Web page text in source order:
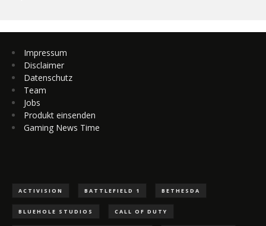
Impressum
Disclaimer
Datenschutz
Team
Jobs
Produkt einsenden
Gaming News Time
ACTIVISION BATTLEFIELD 1 BETHESDA
BLUEHOLE STUDIOS CALL OF DUTY